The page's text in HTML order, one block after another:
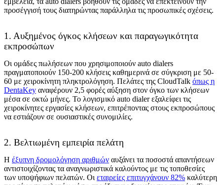
προσέγγισή τους διατηρώντας παράλληλα τις προσωπικές σχέσεις.
1. Αυξημένος όγκος κλήσεων και παραγωγικότητα
εκπροσώπων
Οι ομάδες πωλήσεων που χρησιμοποιούν auto dialers
πραγματοποιούν 150-200 κλήσεις καθημερινά σε σύγκριση με 50-
60 με χειροκίνητη πληκτρολόγηση. Πελάτες της CloudTalk όπως η
DentaKey αναφέρουν 2,5 φορές αύξηση στον όγκο των κλήσεων
μέσα σε οκτώ μήνες. Το λογισμικό auto dialer εξαλείφει τις
χειροκίνητες εργασίες κλήσεων, επιτρέποντας στους εκπροσώπους
να εστιάζουν σε ουσιαστικές συνομιλίες.
2. Βελτιωμένη εμπειρία πελάτη
Η έξυπνη δρομολόγηση αριθμών αυξάνει τα ποσοστά απαντήσεων
αντιστοιχίζοντας τα αναγνωριστικά καλούντος με τις τοποθεσίες
των υποψήφιων πελατών. Οι εταιρείες επιτυγχάνουν 82% καλύτερη